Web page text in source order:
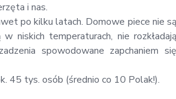
i nas.
po kilku latach. Domowe piece nie są
niskich temperaturach, nie rozkładają
spowodowane zapchaniem się
45 tys. osób (średnio co 10 Polak!).